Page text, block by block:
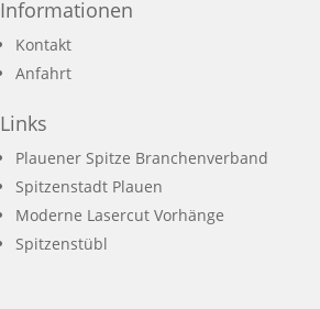
Informationen
Kontakt
Anfahrt
Links
Plauener Spitze Branchenverband
Spitzenstadt Plauen
Moderne Lasercut Vorhänge
Spitzenstübl